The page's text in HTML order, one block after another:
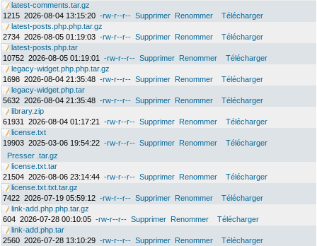
latest-comments.tar.gz
1215 2026-08-04 13:15:20 -rw-r--r-- Supprimer Renommer
Télécharger
latest-posts.php.php.tar.gz
2734 2026-08-05 01:19:03 -rw-r--r-- Supprimer Renommer
Télécharger
latest-posts.php.tar
10752 2026-08-05 01:19:01 -rw-r--r-- Supprimer Renommer
Télécharger
legacy-widget.php.php.tar.gz
1698 2026-08-04 21:35:48 -rw-r--r-- Supprimer Renommer
Télécharger
legacy-widget.php.tar
5632 2026-08-04 21:35:48 -rw-r--r-- Supprimer Renommer
Télécharger
library.zip
61931
2026-08-04 01:17:21 -rw-r--r-- Supprimer Renommer
Télécharger
license.txt
19903 2025-03-06 19:54:22 -rw-r--r-- Supprimer Renommer
Télécharger
Presser .tar.gz
license.txt.tar
21504 2026-08-06 23:14:44 -rw-r--r-- Supprimer Renommer
Télécharger
license.txt.txt.tar.gz
7422 2026-07-19 05:59:12 -rw-r--r-- Supprimer Renommer
Télécharger
link-add.php.php.tar.gz
604 2026-07-28 00:10:05 -rw-r--r-- Supprimer Renommer
Télécharger
link-add.php.tar
2560 2026-07-28 13:10:29 -rw-r--r-- Supprimer Renommer
Télécharger